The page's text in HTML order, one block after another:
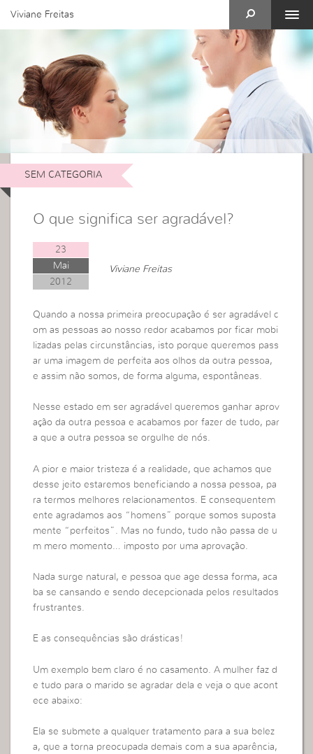
Viviane Freitas
SEM CATEGORIA
O que significa ser agradável?
23
Mai
2012
Viviane Freitas
Quando a nossa primeira preocupação é ser agradável c
om as pessoas ao nosso redor acabamos por ficar mobi
lizadas pelas circunstâncias, isto porque queremos pass
ar uma imagem de perfeita aos olhos da outra pessoa,
e assim não somos, de forma alguma, espontâneas.
Nesse estado em ser agradável queremos ganhar aprov
ação da outra pessoa e acabamos por fazer de tudo, par
a que a outra pessoa se orgulhe de nós.
A pior e maior tristeza é a realidade, que achamos que
desse jeito estaremos beneficiando a nossa pessoa, pa
ra termos melhores relacionamentos. E consequentem
ente agradamos aos “homens” porque somos suposta
mente “perfeitos”. Mas no fundo, tudo não passa de u
m mero momento… imposto por uma aprovação.
Nada surge natural, e pessoa que age dessa forma, aca
ba se cansando e sendo decepcionada pelos resultados
frustrantes.
E as consequências são drásticas!
Um exemplo bem claro é no casamento. A mulher faz d
e tudo para o marido se agradar dela e veja o que acont
ece abaixo:
Ela se submete a qualquer tratamento para a sua belez
a, que a torna preocupada demais com a sua aparência,